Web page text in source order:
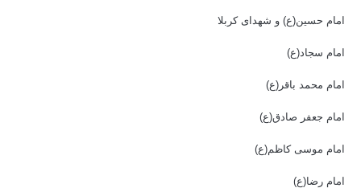
امام حسین(ع) و شهدای کربلا
امام سجاد(ع)
امام محمد باقر(ع)
امام جعفر صادق(ع)
امام موسی کاظم(ع)
امام رضا(ع)